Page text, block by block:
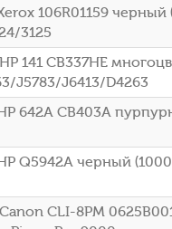
106R01159 черный
3125
141 CB337HE
J5783/J6413/D4263
642A CB403A
Q5942A черный
CLI-8PM